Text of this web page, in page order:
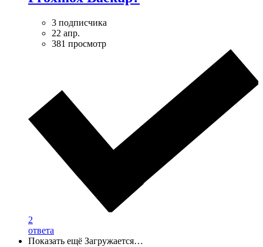
3 подписчика
22 апр.
381 просмотр
2
ответа
Показать ещё Загружается…